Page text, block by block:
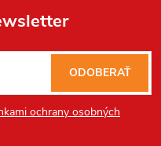
ochrany osobných
ODOBERAŤ